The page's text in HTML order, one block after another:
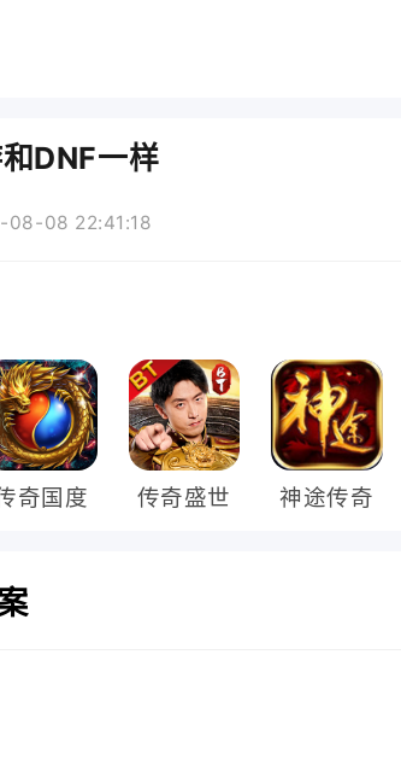
DNF一样
08-08 22:41:18
奇国度 传奇盛世 神途传奇